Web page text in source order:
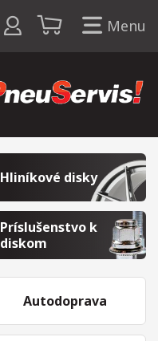
Menu
Hliníkové disky
Príslušenstvo k
diskom
Autodoprava